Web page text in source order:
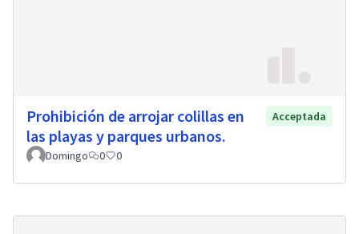
Prohibición de arrojar colillas en
las playas y parques urbanos.
Acceptada
Domingo 0 0